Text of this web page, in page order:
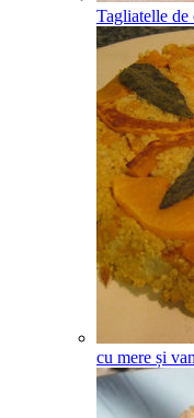
Tagliatelle de
cu mere și